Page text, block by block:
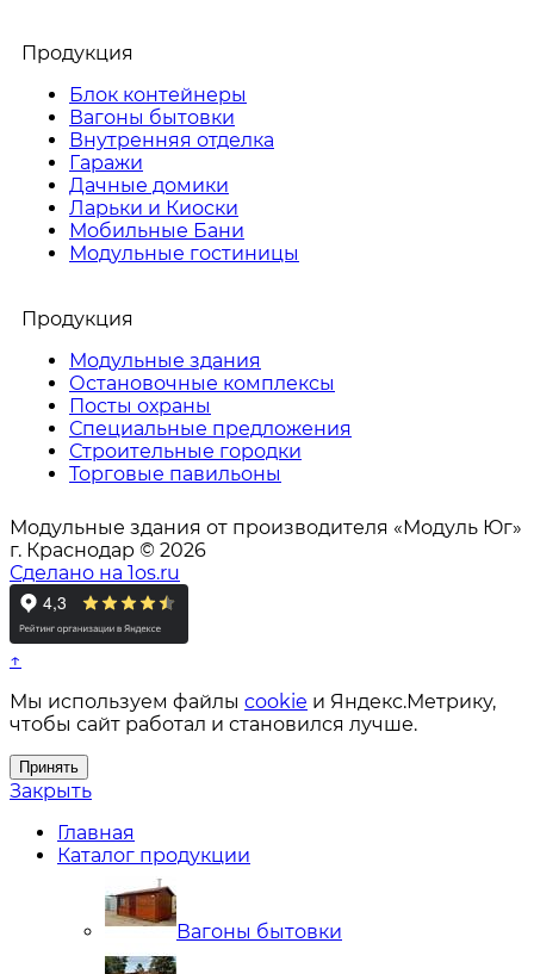
Продукция
Блок контейнеры
Вагоны бытовки
Внутренняя отделка
Гаражи
Дачные домики
Ларьки и Киоски
Мобильные Бани
Модульные гостиницы
Продукция
Модульные здания
Остановочные комплексы
Посты охраны
Специальные предложения
Строительные городки
Торговые павильоны
Модульные здания от производителя «Модуль Юг»
г. Краснодар © 2026
Сделано на 1os.ru
↑
Мы используем файлы cookie и Яндекс.Метрику,
чтобы сайт работал и становился лучше.
Принять
Закрыть
Главная
Каталог продукции
Вагоны бытовки